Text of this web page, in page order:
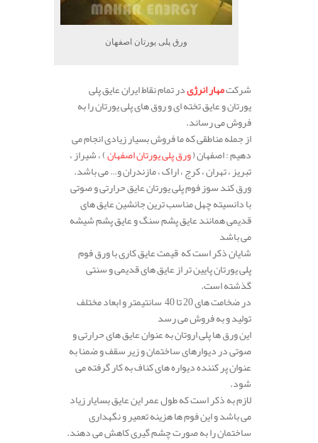
ورق پلی یورتان اصفهان
شرکتمهار انرژیدر تمام نقاط ایران عایق پلی
یورتان و عایق تخته ای و روق های پلی یورتان را به
فروش می رساند.
از جمله مناطقی که ما فروش بسیار زیادی انجام می
دهیم : اصفهان (ورق پلی یورتان اصفهان) ، شیراز ،
تبریز ، تهران ، کرج ، اراک ، مازندران و… می باشد.
ورق کند سوز فوم پلی یورتان عایق حرارتی و صوتی
با دانسیته چهل مناسب ترین جانشین عایق های
قدیمی همانند عایق پشم سنگ و عایق پشم شیشه
می باشد
شایان ذکر است که قیمت عایق کاری با ورق فوم
پلی یورتان پایین تر از عایق های قدیمی و سنتی
گذشته است.
در ضخامت های 20 تا 40 سانتیمتر و ابعاد مختلف
تولید و به فروش می رسد
این ورق ها پلی اروتان به عنوان عایق های حرارتی و
صوتی در دیوارهای ساختمان و زیر سقف و ضمنا به
عنوان پر کننده دیواره های کناف به کار گرفته می
شود.
لازم به ذکر است که طول عمر این عایق بسایار زیاد
می باشد و این فوم ها هزینه تعمیر و نگهداری
ساختمان را به صورت چشم گیری کاهش می دهند.